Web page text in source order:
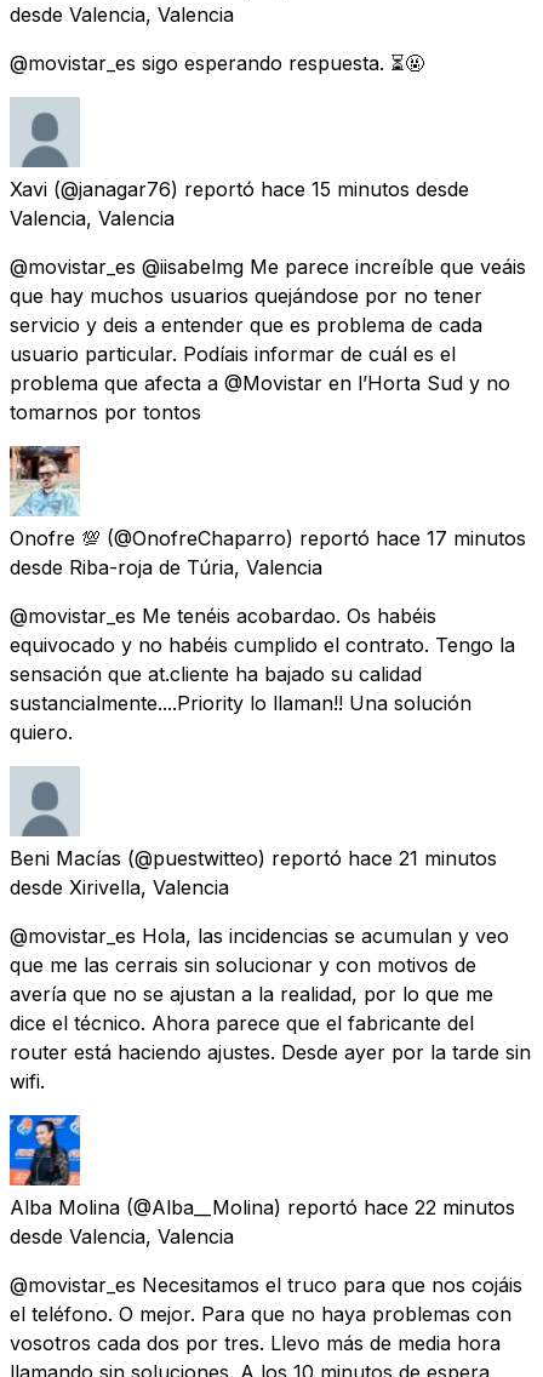
desde Valencia, Valencia
@movistar_es sigo esperando respuesta. ⏳🤬
Xavi (@janagar76) reportó hace 15 minutos desde
Valencia, Valencia
@movistar_es @iisabelmg Me parece increíble que veáis
que hay muchos usuarios quejándose por no tener
servicio y deis a entender que es problema de cada
usuario particular. Podíais informar de cuál es el
problema que afecta a @Movistar en l’Horta Sud y no
tomarnos por tontos
Onofre 💯 (@OnofreChaparro) reportó hace 17 minutos
desde Riba-roja de Túria, Valencia
@movistar_es Me tenéis acobardao. Os habéis
equivocado y no habéis cumplido el contrato. Tengo la
sensación que at.cliente ha bajado su calidad
sustancialmente....Priority lo llaman!! Una solución
quiero.
Beni Macías (@puestwitteo) reportó hace 21 minutos
desde Xirivella, Valencia
@movistar_es Hola, las incidencias se acumulan y veo
que me las cerrais sin solucionar y con motivos de
avería que no se ajustan a la realidad, por lo que me
dice el técnico. Ahora parece que el fabricante del
router está haciendo ajustes. Desde ayer por la tarde sin
wifi.
Alba Molina (@Alba__Molina) reportó hace 22 minutos
desde Valencia, Valencia
@movistar_es Necesitamos el truco para que nos cojáis
el teléfono. O mejor. Para que no haya problemas con
vosotros cada dos por tres. Llevo más de media hora
llamando sin soluciones. A los 10 minutos de espera